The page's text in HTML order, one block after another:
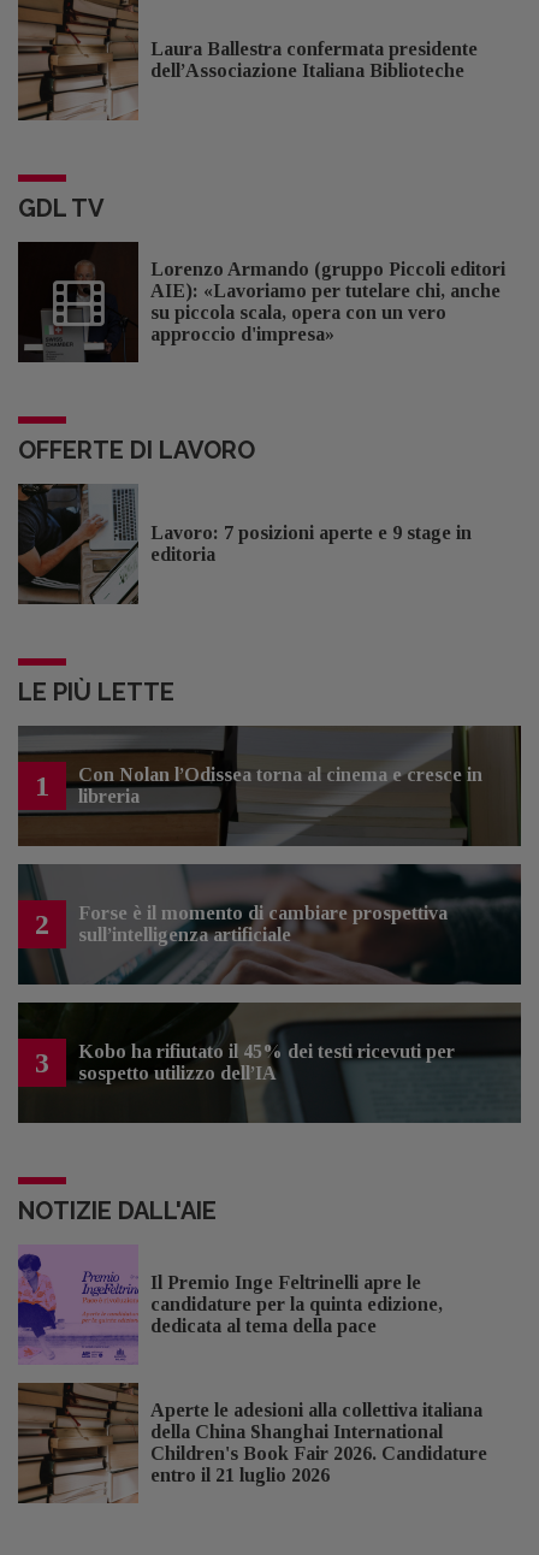
Laura Ballestra confermata presidente
dell’Associazione Italiana Biblioteche
GDL TV
Lorenzo Armando (gruppo Piccoli editori
AIE): «Lavoriamo per tutelare chi, anche
su piccola scala, opera con un vero
approccio d'impresa»
OFFERTE DI LAVORO
Lavoro: 7 posizioni aperte e 9 stage in
editoria
LE PIÙ LETTE
1
Con Nolan l’Odissea torna al cinema e cresce in
libreria
2
Forse è il momento di cambiare prospettiva
sull’intelligenza artificiale
3
Kobo ha rifiutato il 45% dei testi ricevuti per
sospetto utilizzo dell’IA
NOTIZIE DALL'AIE
Il Premio Inge Feltrinelli apre le
candidature per la quinta edizione,
dedicata al tema della pace
Aperte le adesioni alla collettiva italiana
della China Shanghai International
Children's Book Fair 2026. Candidature
entro il 21 luglio 2026